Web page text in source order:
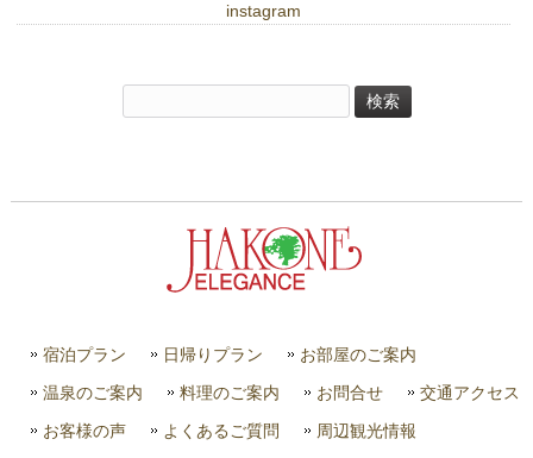
instagram
索:
宿泊プラン 日帰りプラン お部屋のご案内
温泉のご案内 料理のご案内 お問合せ 交通アクセス
お客様の声 よくあるご質問 周辺観光情報